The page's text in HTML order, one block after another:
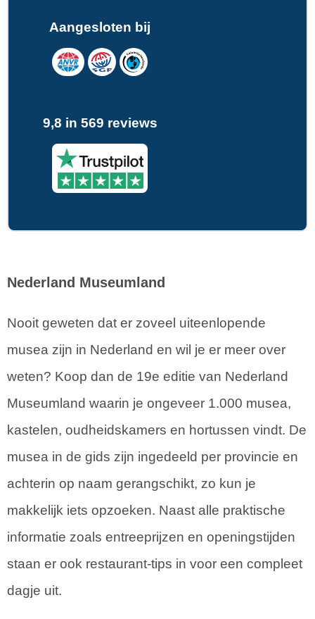
Aangesloten bij
9,8 in 569 reviews
Nederland Museumland
Nooit geweten dat er zoveel uiteenlopende
musea zijn in Nederland en wil je er meer over
weten? Koop dan de 19e editie van Nederland
Museumland waarin je ongeveer 1.000 musea,
kastelen, oudheidskamers en hortussen vindt. De
musea in de gids zijn ingedeeld per provincie en
achterin op naam gerangschikt, zo kun je
makkelijk iets opzoeken. Naast alle praktische
informatie zoals entreeprijzen en openingstijden
staan er ook restaurant-tips in voor een compleet
dagje uit.